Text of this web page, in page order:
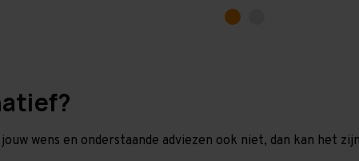
wens en onderstaande adviezen ook niet, dan kan het